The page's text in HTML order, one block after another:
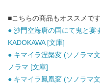
■こちらの商品もオススメです
● 沙門空海唐の国にて鬼と宴
KADOKAWA [文庫]
● キマイラ涅槃変 (ソノラマ
ノラマ [文庫]
● キマイラ鳳凰変 (ソノラマ